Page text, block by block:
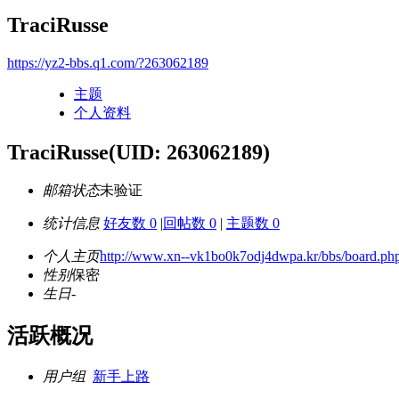
TraciRusse
https://yz2-bbs.q1.com/?263062189
主题
个人资料
TraciRusse(UID: 263062189)
邮箱状态未验证
统计信息 好友数 0 |回帖数 0 | 主题数 0
个人主页http://www.xn--vk1bo0k7odj4dwpa.kr/bbs/
性别保密
生日-
活跃概况
用户组 新手上路